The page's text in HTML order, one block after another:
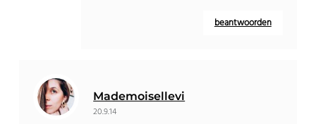
beantwoorden
Mademoisellevi
20.9.14